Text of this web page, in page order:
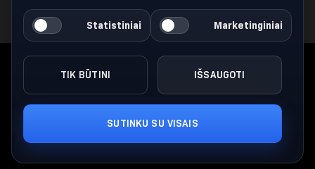
Keisti slapukų nustatymus
Visos teisės saugomos 2026 ©Gymglamour.lt
Statistiniai Marketinginiai
TIK BŪTINI IŠSAUGOTI
SUTINKU SU VISAIS